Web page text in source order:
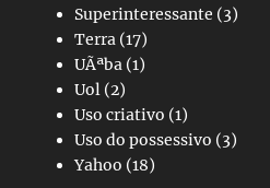
Superinteressante (3)
Terra (17)
UÃªba (1)
Uol (2)
Uso criativo (1)
Uso do possessivo (3)
Yahoo (18)